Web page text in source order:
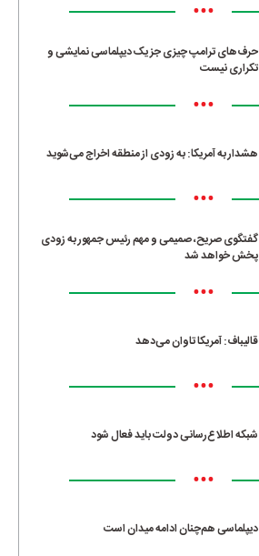
•••
حرف‌های ترامپ چیزی جز یک دیپلماسی نمایشی و
تکراری نیست
•••
هشدار به آمریکا: به زودی از منطقه اخراج می‌شوید
•••
گفتگوی صریح، صمیمی و مهم رئیس جمهور به زودی
پخش خواهد شد
•••
قالیباف: آمریکا تاوان می‌دهد
•••
شبکه اطلاع‌رسانی دولت باید فعال شود
•••
دیپلماسی هم‌چنان ادامه میدان است